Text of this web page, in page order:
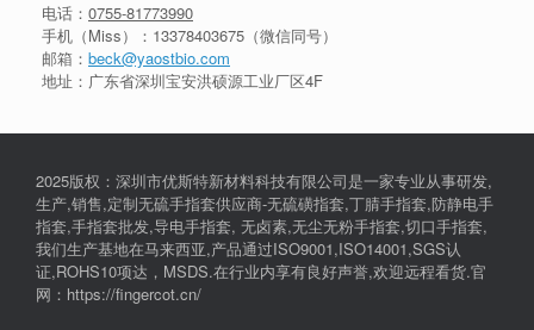
电话： 0755-81773990
手机（Miss）： 13378403675 （微信同号）
邮箱： beck@yaostbio.com
地址：广东省深圳宝安洪硕源工业厂区4F
2025版权：深圳市优斯特新材料科技有限公司是一家专业从事研发,
生产,销售,定制无硫手指套供应商-无硫磺指套,丁腈手指套,防静电手
指套,手指套批发,导电手指套, 无卤素,无尘无粉手指套,切口手指套,
我们生产基地在马来西亚,产品通过ISO9001,ISO14001,SGS认
证,ROHS10项达，MSDS.在行业内享有良好声誉,欢迎远程看货.官
网：https://fingercot.cn/